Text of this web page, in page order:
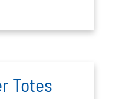
Totes